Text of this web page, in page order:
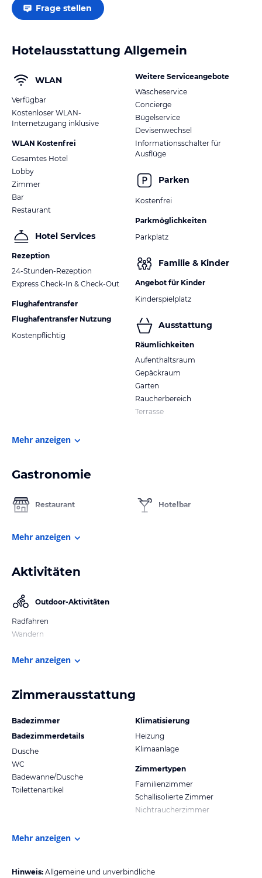
Frage stellen
Hotelausstattung Allgemein
WLAN
Verfügbar
Kostenloser WLAN-
Internetzugang inklusive
WLAN Kostenfrei
Gesamtes Hotel
Lobby
Zimmer
Bar
Restaurant
Hotel Services
Rezeption
24-Stunden-Rezeption
Express Check-In & Check-Out
Flughafentransfer
Flughafentransfer Nutzung
Kostenpflichtig
Weitere Serviceangebote
Wäscheservice
Concierge
Bügelservice
Devisenwechsel
Informationsschalter für
Ausflüge
Parken
Kostenfrei
Parkmöglichkeiten
Parkplatz
Familie & Kinder
Angebot für Kinder
Kinderspielplatz
Ausstattung
Räumlichkeiten
Aufenthaltsraum
Gepäckraum
Garten
Raucherbereich
Terrasse
Mehr anzeigen
Gastronomie
Restaurant Hotelbar
Mehr anzeigen
Aktivitäten
Outdoor-Aktivitäten
Radfahren
Wandern
Mehr anzeigen
Zimmerausstattung
Badezimmer
Badezimmerdetails
Dusche
WC
Badewanne/Dusche
Toilettenartikel
Klimatisierung
Heizung
Klimaanlage
Zimmertypen
Familienzimmer
Schallisolierte Zimmer
Nichtraucherzimmer
Mehr anzeigen
Hinweis: Allgemeine und unverbindliche